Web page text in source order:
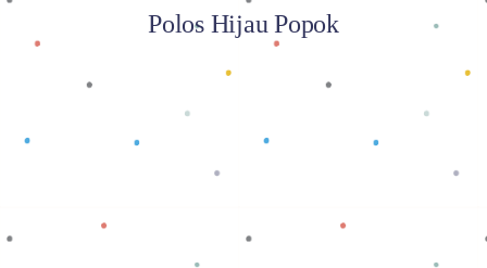
Polos Hijau Popok